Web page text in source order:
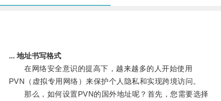
... 地址书写格式
在网络安全意识的提高下，越来越多的人开始使用
PVN（虚拟专用网络）来保护个人隐私和实现跨境访问。
那么，如何设置PVN的国外地址呢？首先，您需要选择